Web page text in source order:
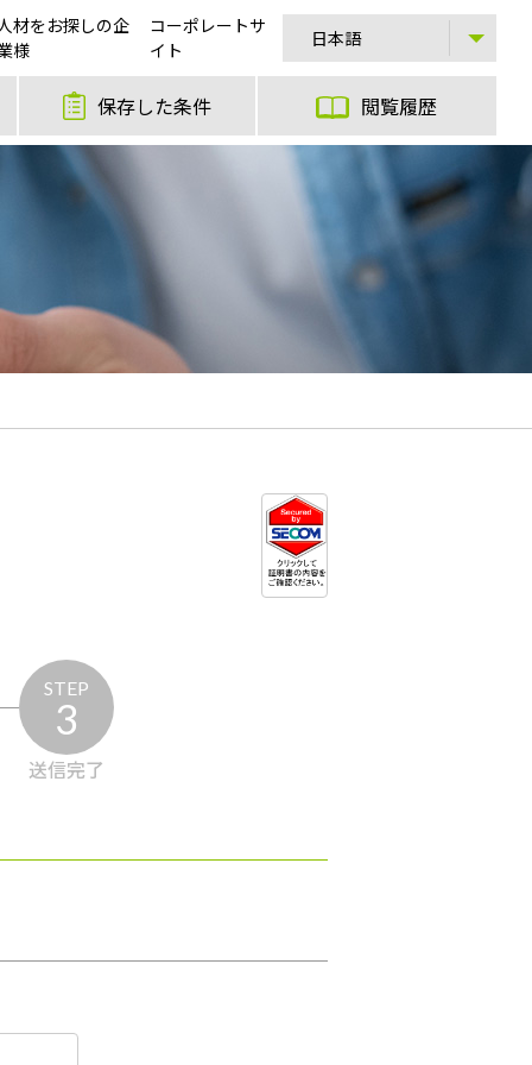
材をお探しの企
様
コーポレートサ
イト
保存した条件 閲覧履歴
STEP
3
送信完了